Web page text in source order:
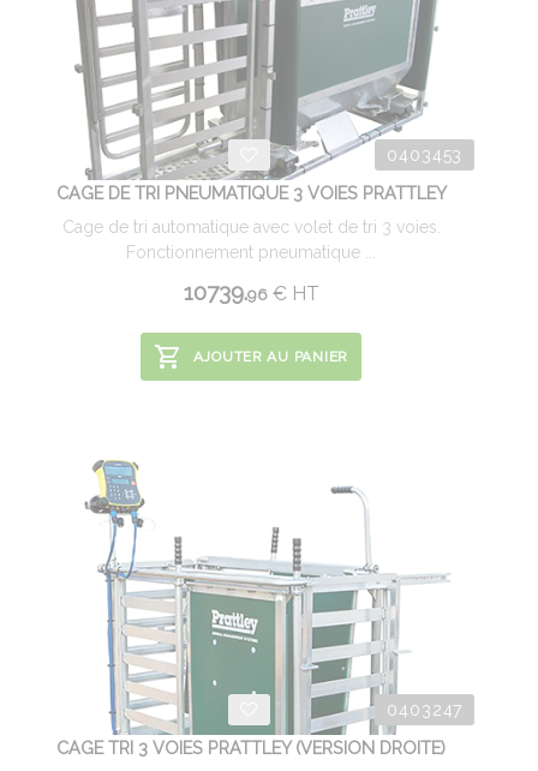
0403453
CAGE DE TRI PNEUMATIQUE 3 VOIES PRATTLEY
Cage de tri automatique avec volet de tri 3 voies.
Fonctionnement pneumatique ...
10739.96 €HT
AJOUTER AU PANIER
0403247
CAGE TRI 3 VOIES PRATTLEY (VERSION DROITE)